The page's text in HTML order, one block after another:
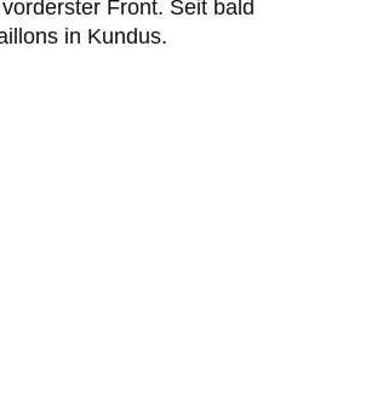
Front. Seit bald
in Kundus.